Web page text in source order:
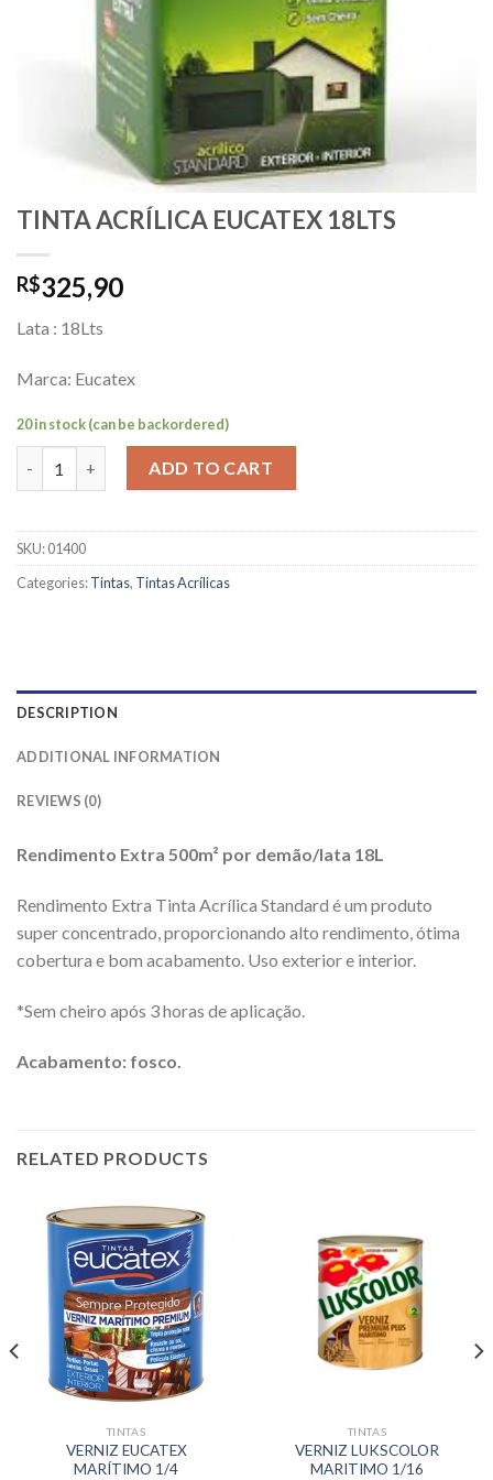
TINTA ACRÍLICA EUCATEX 18LTS
R$325,90
Lata : 18Lts
Marca: Eucatex
20 in stock (can be backordered)
TINTA ACRÍLICA EUCATEX 18LTS quantity
ADD TO CART
SKU:01400
Categories:Tintas, Tintas Acrílicas
DESCRIPTION
ADDITIONAL INFORMATION
REVIEWS (0)
Rendimento Extra 500m² por demão/lata 18L
Rendimento Extra Tinta Acrílica Standard é um produto
super concentrado, proporcionando alto rendimento, ótima
cobertura e bom acabamento. Uso exterior e interior.
*Sem cheiro após 3 horas de aplicação.
Acabamento: fosco.
RELATED PRODUCTS
TINTAS
VERNIZ EUCATEX
MARÍTIMO 1/4
TINTAS
VERNIZ LUKSCOLOR
MARITIMO 1/16